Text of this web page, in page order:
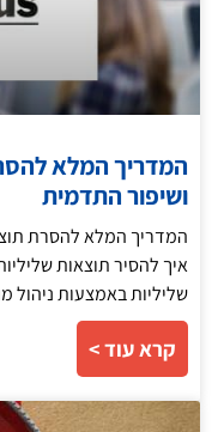
המדריך המלא
ושיפור התדמית
המדריך המלא להסרת
איך להסיר תוצאות
שליליות באמצעות ניהול
קרא עוד >